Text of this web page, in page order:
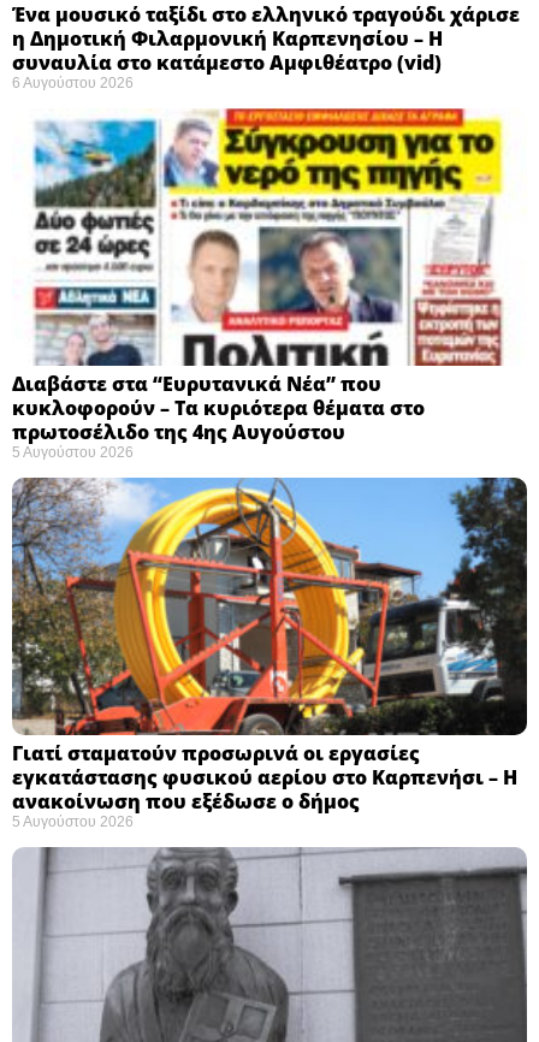
Ένα μουσικό ταξίδι στο ελληνικό τραγούδι χάρισε
η Δημοτική Φιλαρμονική Καρπενησίου – Η
συναυλία στο κατάμεστο Αμφιθέατρο (vid)
6 Αυγούστου 2026
Διαβάστε στα “Ευρυτανικά Νέα” που
κυκλοφορούν – Τα κυριότερα θέματα στο
πρωτοσέλιδο της 4ης Αυγούστου
5 Αυγούστου 2026
Γιατί σταματούν προσωρινά οι εργασίες
εγκατάστασης φυσικού αερίου στο Καρπενήσι – Η
ανακοίνωση που εξέδωσε ο δήμος
5 Αυγούστου 2026